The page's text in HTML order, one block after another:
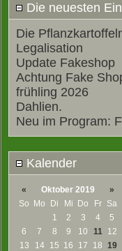
Die neuesten
Die
Legalisation
Update Fakeshop
Achtung Fake
frühling 2026
Dahlien.
Neu im Program:
Kalender
« Oktober 2019
»
So Mo Di Mi Do Fr
Sa
1
2 3 4
5
6
7 8 9 10 11
12
13
14 15 16 17 18 19